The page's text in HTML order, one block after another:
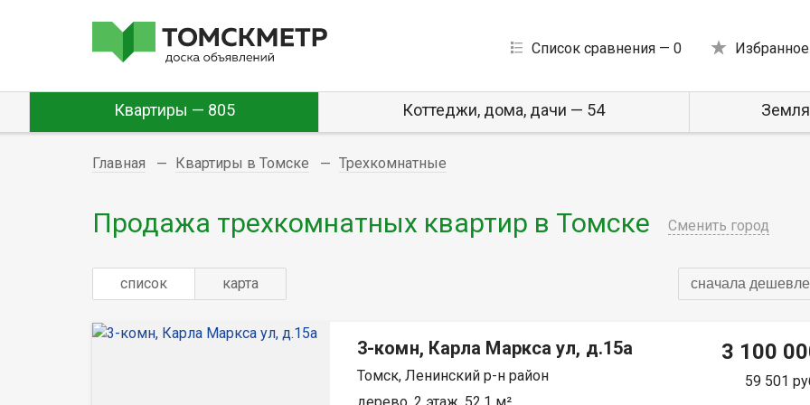
Список сравнения — 0
Квартиры — 805 Коттеджи, дома, дачи — 54
Главная Квартиры в Томске Трехкомнатные
Продажа трехкомнатных квартир в Томске Сменить город
список карта сначала дешевле
3-комн, Карла Маркса ул, д.15а
Томск, Ленинский р-н район
3 100
59 501